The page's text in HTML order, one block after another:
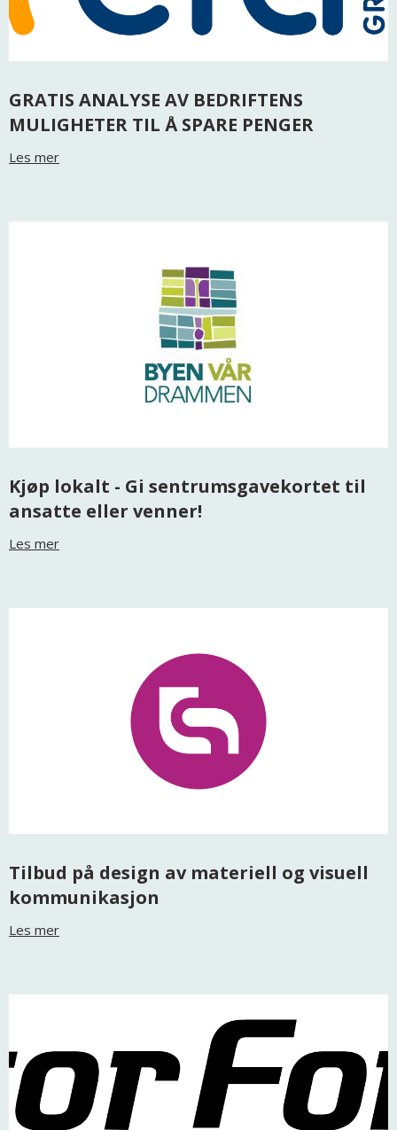
GRATIS ANALYSE AV BEDRIFTENS
MULIGHETER TIL Å SPARE PENGER
Les mer
Kjøp lokalt - Gi sentrumsgavekortet til
ansatte eller venner!
Les mer
Tilbud på design av materiell og visuell
kommunikasjon
Les mer